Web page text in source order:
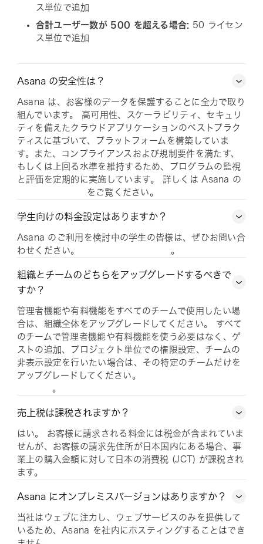
ス単位で追加
合計ユーザー数が 500 を超える場合: 50 ライセン
ス単位で追加
Asana の安全性は？
Asana は、お客様のデータを保護することに全力で取り
組んでいます。 高可用性、スケーラビリティ、セキュリ
ティを備えたクラウドアプリケーションのベストプラク
ティスに基づいて、プラットフォームを構築していま
す。また、コンプライアンスおよび規制要件を満たす、
もしくは上回る水準を維持するため、プログラムの監視
と評価を定期的に実施しています。 詳しくは Asana の
をご覧ください。
学生向けの料金設定はありますか？
Asana のご利用を検討中の学生の皆様は、ぜひお問い合
わせください。
。
組織とチームのどちらをアップグレードするべきで
すか？
管理者機能や有料機能をすべてのチームで使用したい場
合は、組織全体をアップグレードしてください。 すべて
のチームで管理者機能や有料機能を使う必要はなく、ゲ
ストの追加、プロジェクト単位での権限設定、チームの
非表示設定を行いたい場合は、その特定のチームだけを
アップグレードしてください。
。
売上税は課税されますか？
はい。 お客様に請求される料金には税金が含まれていま
せんが、お客様の請求先住所が日本国内にある場合、事
業上の購入金額に対して日本の消費税 (JCT) が課税され
ます。
Asana にオンプレミスバージョンはありますか？
当社はウェブに注力し、ウェブサービスのみを提供して
いるため、Asana を社内にホスティングすることはでき